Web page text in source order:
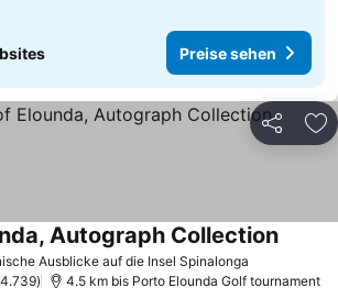
Preise sehen
Teilen
Ausblicke auf die Insel Spinalonga
Autograph Collection
4.739 4.5 km bis Porto Elounda Golf tournament